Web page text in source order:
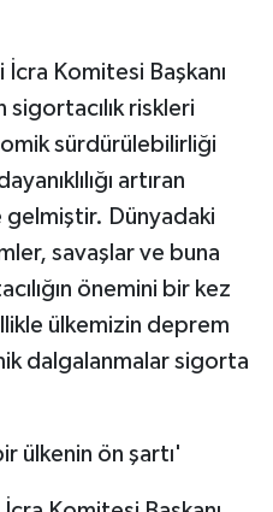
Komitesi Başkanı
riskleri
sürdürülebilirliği
artıran
Dünyadaki
savaşlar ve buna
önemini bir kez
ülkemizin deprem
dalgalanmalar sigorta
ülkenin ön şartı'